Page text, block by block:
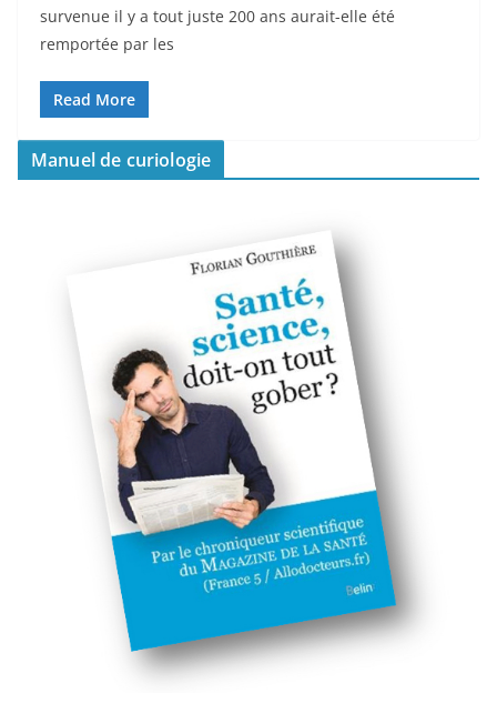
survenue il y a tout juste 200 ans aurait-elle été
remportée par les
Read More
Manuel de curiologie